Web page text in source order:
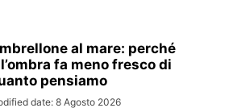
al mare: perché
fa meno fresco di
pensiamo
date: 8 Agosto 2026